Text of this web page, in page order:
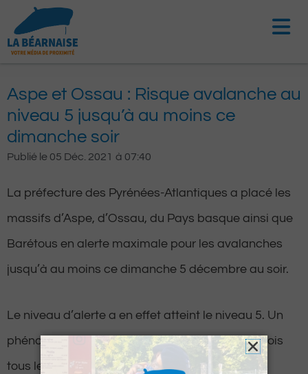
contenu
Aspe et Ossau : Risque avalanche au
niveau 5 jusqu’à au moins ce
dimanche soir
Publié le 05 Déc. 2021 à 07:40
La préfecture des Pyrénées-Atlantiques a placé les
massifs d’Aspe, d’Ossau, du Pays basque ainsi que
Barétous en alerte maximale pour les avalanches
jusqu’à au moins ce dimanche 5 décembre au soir.
Le niveau d’alerte a en effet atteint le niveau 5. Un
phénomène qui se produirait en moyenne une fois
tous les 5 ans. Suite à ce niveau d’alerte, il est